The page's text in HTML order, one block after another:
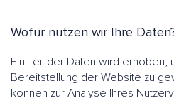
Wofür nutzen wir Ihre
Ein Teil der Daten wird erhoben,
Bereitstellung der Website zu
können zur Analyse Ihres